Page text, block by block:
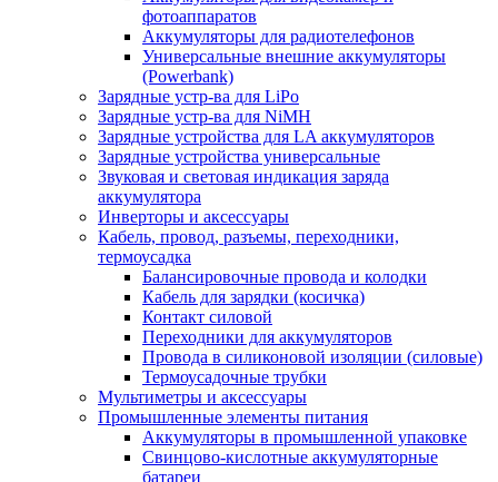
фотоаппаратов
Аккумуляторы для радиотелефонов
Универсальные внешние аккумуляторы
(Powerbank)
Зарядные устр-ва для LiPo
Зарядные устр-ва для NiMH
Зарядные устройства для LA аккумуляторов
Зарядные устройства универсальные
Звуковая и световая индикация заряда
аккумулятора
Инверторы и аксессуары
Кабель, провод, разъемы, переходники,
термоусадка
Балансировочные провода и колодки
Кабель для зарядки (косичка)
Контакт силовой
Переходники для аккумуляторов
Провода в силиконовой изоляции (силовые)
Термоусадочные трубки
Мультиметры и аксессуары
Промышленные элементы питания
Аккумуляторы в промышленной упаковке
Свинцово-кислотные аккумуляторные
батареи